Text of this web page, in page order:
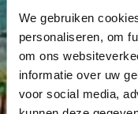
We gebruiken
personaliseren, om
om ons
informatie over uw
voor social media,